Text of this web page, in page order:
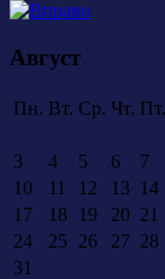
Август
Пн. Вт. Ср. Чт. Пт.
3
4 5 6 7
10
11 12 13 14
17
18 19 20 21
24
25 26 27 28
31